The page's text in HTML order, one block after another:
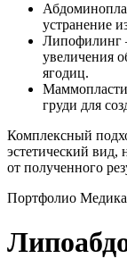
устранение
Липофилинг
увеличения
ягодиц.
груди для
Комплексный
эстетический вид,
от полученного
Портфолио